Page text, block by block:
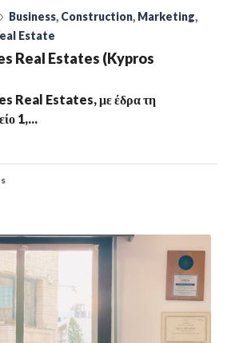
Business, Construction, Marketing,
Estate
Real Estates (Kypros
Real Estates, με έδρα τη
1,...